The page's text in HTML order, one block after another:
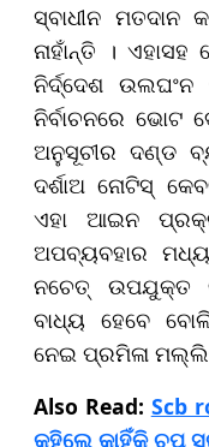
ସ୍ବାଧୀନ
ନାହାଁନ୍ତି ।
ନିର୍ଦ୍ଦେଶ ଉଲଘଂନ
ନିର୍ବାଚନରେ ​​ଭୋଟ
ଅନୁସୂଚୀର ଦଣ୍ଡ
ଦର୍ଶାଅ ନୋଟିସ୍
ଏହା ଆଇନ
ଅପବ୍ୟବହାର
ନଚେତ୍ ଉପଯୁକ୍ତ
ବାଧ୍ୟ ହେବେ
ନେଇ ପ୍ରମିଳା
Also Read: Scb
କହିଲେ କାହିଁକି ଚୁପ୍